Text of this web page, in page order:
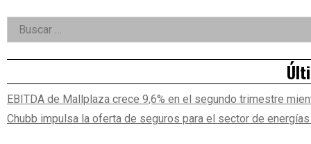
Right
Asides
Buscar:
EBITDA de Mallplaza crece 9,6% en el segundo trimestre
Chubb impulsa la oferta de seguros para el sector de